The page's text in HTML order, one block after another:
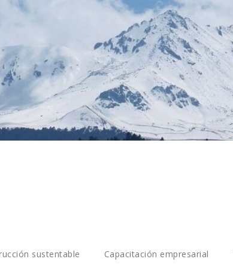
sustentable Capacitación empresarial